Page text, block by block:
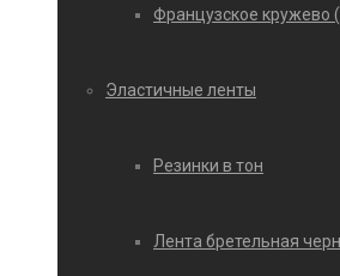
Французское кружево
Эластичные ленты
Резинки в тон
Лента бретельная